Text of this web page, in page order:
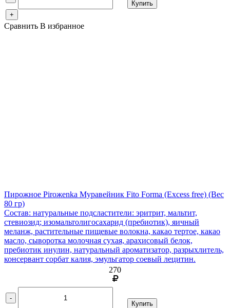
+
Купить
Сравнить В избранное
Пирожное Piroжenka Муравейник Fito Forma (Excess free) (Вес
80 гр)
Состав: натуральные подсластители: эритрит, мальтит,
стевиозид; изомальтолигосахарид (пребиотик), яичный
меланж, растительные пищевые волокна, какао тертое, какао
масло, сыворотка молочная сухая, арахисовый белок,
пребиотик инулин, натуральный ароматизатор, разрыхлитель,
консервант сорбат калия, эмульгатор соевый лецитин.
270
-
Купить